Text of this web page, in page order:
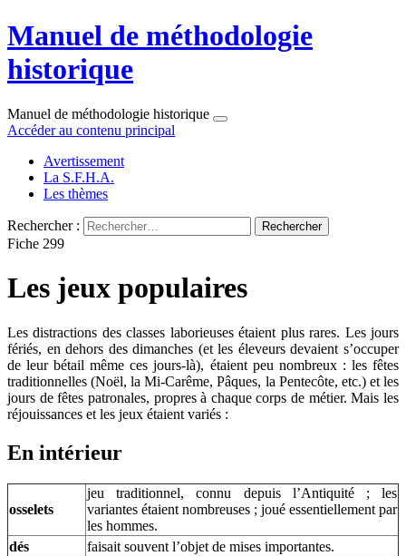
Manuel de méthodologie
historique
Manuel de méthodologie historique
Accéder au contenu principal
Avertissement
La S.F.H.A.
Les thèmes
Rechercher :
Fiche 299
Les jeux populaires
Les distractions des classes laborieuses étaient plus rares. Les jours
fériés, en dehors des dimanches (et les éleveurs devaient s’occuper
de leur bétail même ces jours-là), étaient peu nombreux : les fêtes
traditionnelles (Noël, la Mi-Carême, Pâques, la Pentecôte, etc.) et les
jours de fêtes patronales, propres à chaque corps de métier. Mais les
réjouissances et les jeux étaient variés :
En intérieur
osselets
jeu traditionnel, connu depuis l’Antiquité ; les
variantes étaient nombreuses ; joué essentiellement par
les hommes.
dés
faisait souvent l’objet de mises importantes.